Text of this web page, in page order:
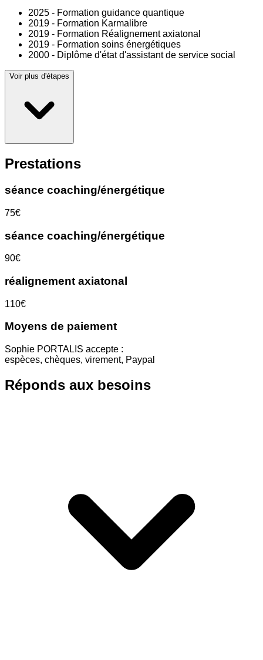
2025 - Formation guidance quantique
2019 - Formation Karmalibre
2019 - Formation Réalignement axiatonal
2019 - Formation soins énergétiques
2000 - Diplôme d'état d'assistant de service social
Voir plus d'étapes
Prestations
séance coaching/énergétique
75€
séance coaching/énergétique
90€
réalignement axiatonal
110€
Moyens de paiement
Sophie PORTALIS accepte :
espèces, chèques, virement, Paypal
Réponds aux besoins